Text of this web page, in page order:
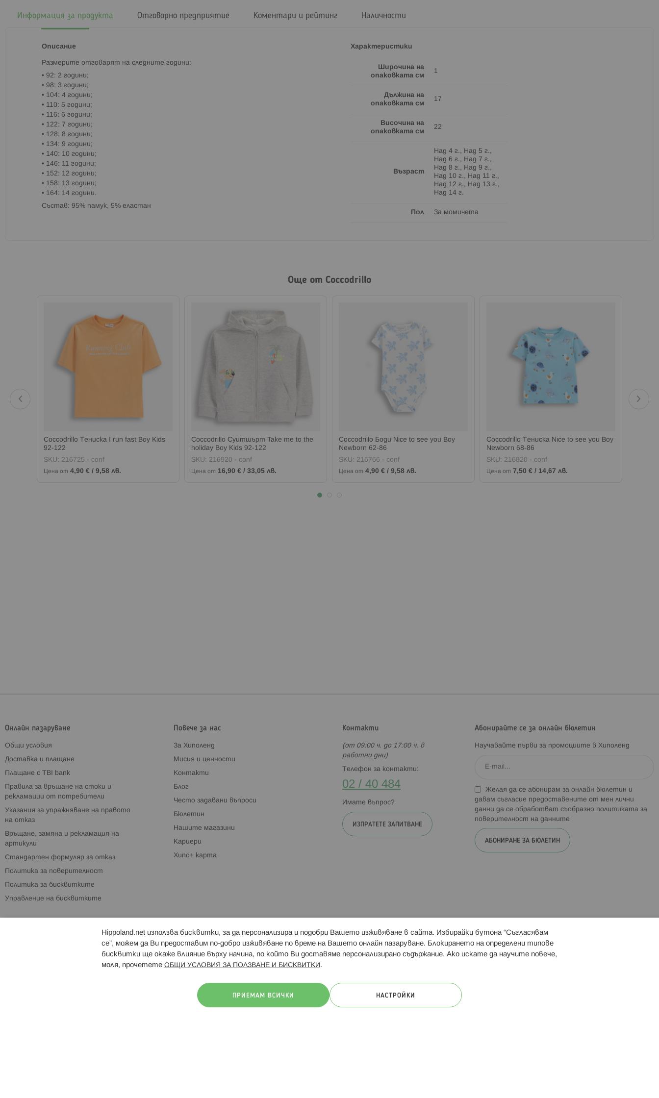
Информация за продукта
Описание
Paзмepитe oтгoвapят на cлeднитe гoдини:
• 92: 2 години;
• 98: 3 години;
• 104: 4 години;
• 110: 5 години;
• 116: 6 години;
• 122: 7 години;
• 128: 8 години;
• 134: 9 години;
• 140: 10 години;
• 146: 11 години;
• 152: 12 години;
• 158: 13 години;
• 164: 14 години.
Cъcтaв: 95% памук, 5% еластан
Характеристики
Широчина на
опаковката см
1
Дължина на
опаковката см
17
Височина на
опаковката см
22
Възраст
Над 4 г., Над 5 г.,
Над 6 г., Над 7 г.,
Над 8 г., Над 9 г.,
Над 10 г., Над 11 г.,
Над 12 г., Над 13 г.,
Над 14 г.
Пол За момичета
Отговорно предприятие Коментари и рейтинг Наличности
Още от Coccodrillo
Coccodrillo Тениска I run fast Boy Kids
92-122
SKU: 216725 - conf
Цена от 4,90 € / 9,58 лв.
Coccodrillo Суитшърт Take me to the
holiday Boy Kids 92-122
SKU: 216920 - conf
Цена от 16,90 € / 33,05 лв.
Coccodrillo Боди Nice to see you Boy
Newborn 62-86
SKU: 216766 - conf
Цена от 4,90 € / 9,58 лв.
Coccodrillo Тениска Nice to see you Boy
Newborn 68-86
SKU: 216820 - conf
Цена от 7,50 € / 14,67 лв.
Онлайн пазаруване
Общи условия
Доставка и плащане
Плащане с TBI bank
Правила за връщане на стоки и
рекламации от потребители
Указания за упражняване на правото
на отказ
Връщане, замяна и рекламация на
артикули
Стандартен формуляр за отказ
Политика за поверителност
Политика за бисквитките
Управление на бисквитките
Повече за нас
За Хиполенд
Мисия и ценности
Контакти
Блог
Често задавани въпроси
Бюлетин
Нашите магазини
Кариери
Хипо+ карта
Контакти
(от 09:00 ч. до 17:00 ч. в
работни дни)
Телефон за контакти:
02 / 40 484
Имате въпрос?
ИЗПРАТЕТЕ ЗАПИТВАНЕ
Абонирайте се за онлайн бюлетин
Научавайте първи за промоциите в Хиполенд
Желая да се абонирам за онлайн бюлетин и
давам съгласие предоставените от мен лични
данни да се обработват съобразно политиката за
поверителност на данните
АБОНИРАНЕ ЗА БЮЛЕТИН
Брошури Магазини Свързани сайтове: Hippoland.ro Последвайте ни:
Hippoland.net използва бисквитки, за да персонализира и подобри Вашето изживяване в сайта. Избирайки бутона “Съгласявам
се”, можем да Ви предоставим по-добро изживяване по време на Вашето онлайн пазаруване. Блокирането на определени типове
бисквитки ще окаже влияние върху начина, по който Ви доставяме персонализирано съдържание. Ако искате да научите повече,
моля, прочетете ОБЩИ УСЛОВИЯ ЗА ПОЛЗВАНЕ И БИСКВИТКИ .
ПРИЕМАМ ВСИЧКИ НАСТРОЙКИ